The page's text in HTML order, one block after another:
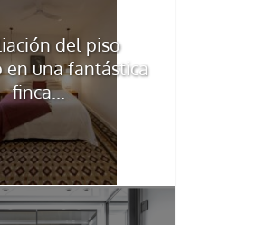
del piso
en una fantástica
finca...